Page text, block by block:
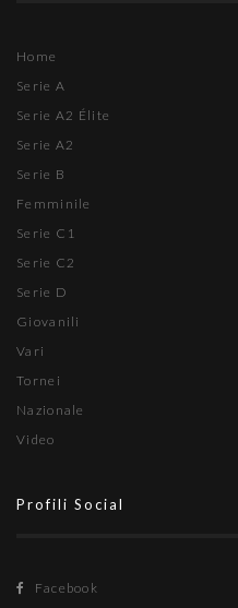
Home
Serie A
Serie A2 Élite
Serie A2
Serie B
Femminile
Serie C1
Serie C2
Serie D
Giovanili
Vari
Tornei
Nazionale
Video
Profili Social
Facebook